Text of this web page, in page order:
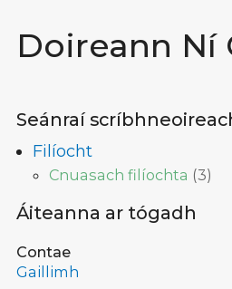
Doireann Ní
Seánraí
Filíocht
Cnuasach filíochta (3)
Áiteanna ar tógadh
Contae
Gaillimh